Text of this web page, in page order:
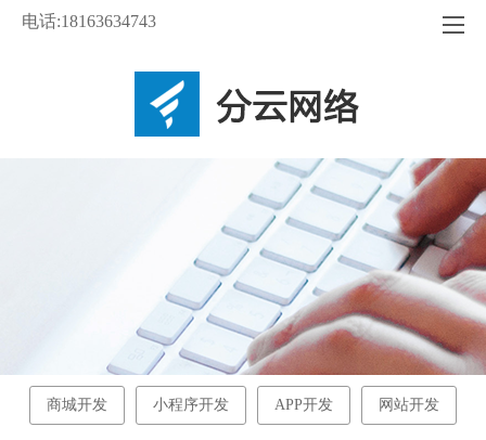
电话:18163634743
商城开发 小程序开发 APP开发 网站开发